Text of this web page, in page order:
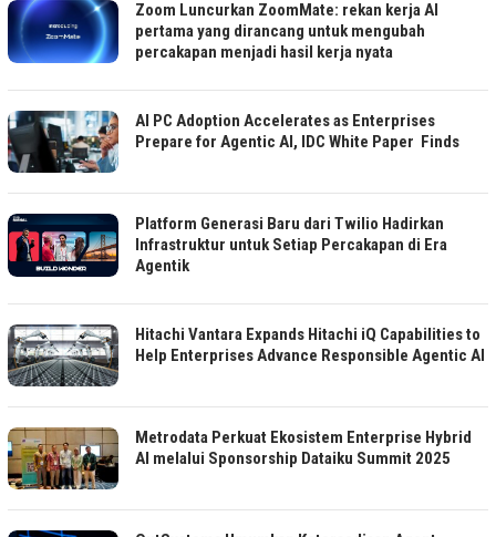
Zoom Luncurkan ZoomMate: rekan kerja AI
pertama yang dirancang untuk mengubah
percakapan menjadi hasil kerja nyata
AI PC Adoption Accelerates as Enterprises
Prepare for Agentic AI, IDC White Paper Finds
Platform Generasi Baru dari Twilio Hadirkan
Infrastruktur untuk Setiap Percakapan di Era
Agentik
Hitachi Vantara Expands Hitachi iQ Capabilities to
Help Enterprises Advance Responsible Agentic AI
Metrodata Perkuat Ekosistem Enterprise Hybrid
AI melalui Sponsorship Dataiku Summit 2025